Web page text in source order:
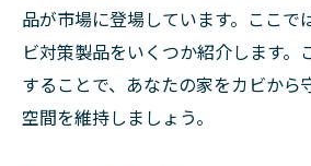
品が市場に登場しています。ここで
ビ対策製品をいくつか紹介します。
することで、あなたの家をカビから
空間を維持しましょう。